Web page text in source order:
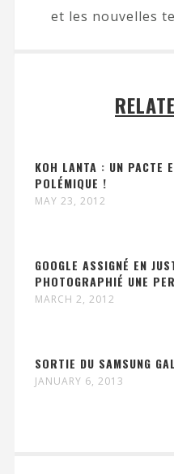
et les nouvelles
KOH LANTA : UN PACTE
POLÉMIQUE !
MAY 23, 2012
GOOGLE ASSIGNÉ EN
PHOTOGRAPHIÉ UNE
MARCH 2, 2012
SORTIE DU SAMSUNG
JANUARY 6, 2013